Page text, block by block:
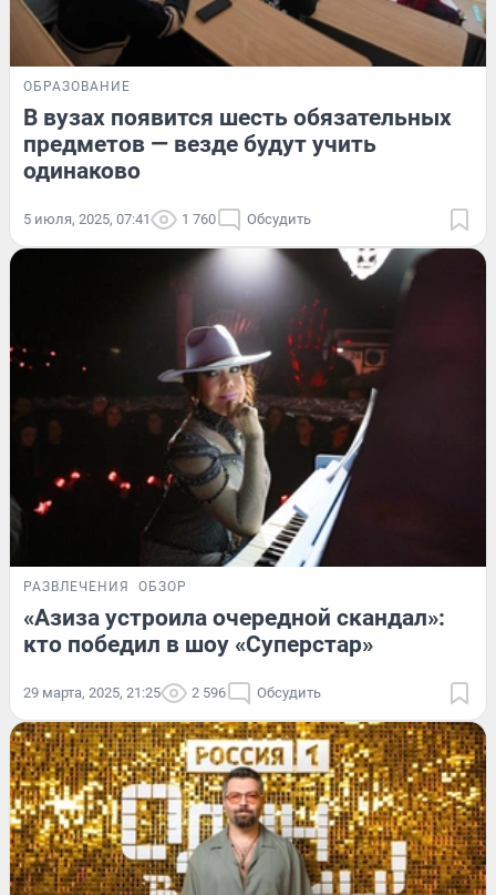
ОБРАЗОВАНИЕ
В вузах появится шесть обязательных
предметов — везде будут учить
одинаково
5 июля, 2025, 07:41 1 760 Обсудить
РАЗВЛЕЧЕНИЯ ОБЗОР
«Азиза устроила очередной скандал»:
кто победил в шоу «Суперстар»
29 марта, 2025, 21:25 2 596 Обсудить